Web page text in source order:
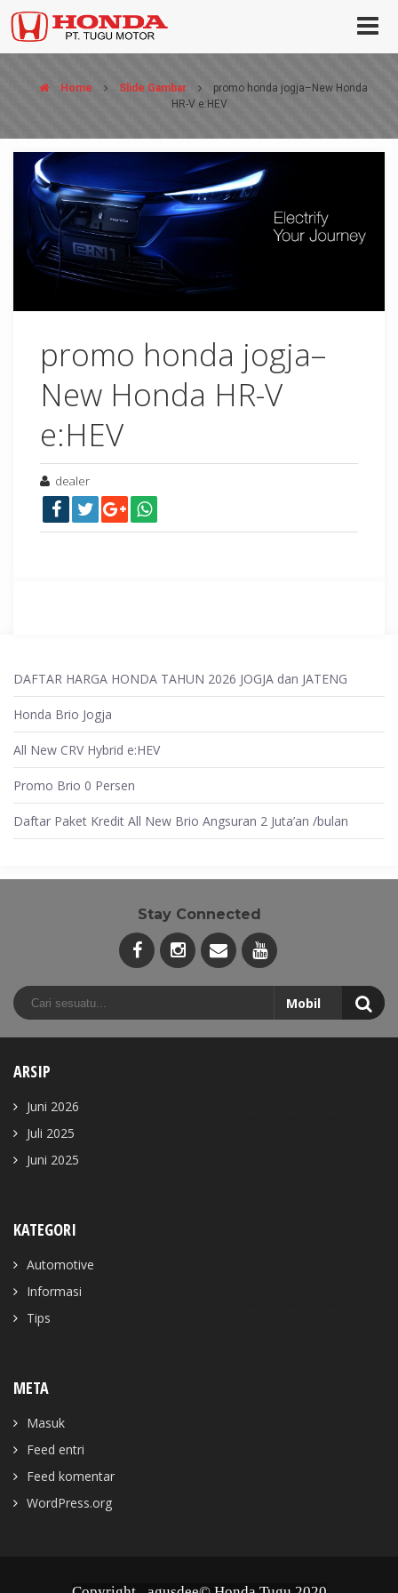
Home Slide Gambar
promo honda jogja–New Honda
HR-V e:HEV
promo honda jogja–
New Honda HR-V
e:HEV
dealer
DAFTAR HARGA HONDA TAHUN 2026 JOGJA dan JATENG
Honda Brio Jogja
All New CRV Hybrid e:HEV
Promo Brio 0 Persen
Daftar Paket Kredit All New Brio Angsuran 2 Juta’an /bulan
Stay Connected
ARSIP
Juni 2026
Juli 2025
Juni 2025
KATEGORI
Automotive
Informasi
Tips
META
Masuk
Feed entri
Feed komentar
WordPress.org